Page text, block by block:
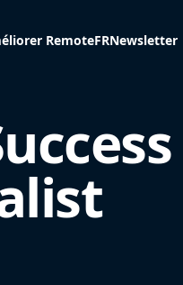
RemoteFRNewsletter